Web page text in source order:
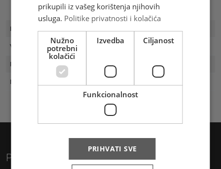
FDC Broj
Vrijednost
Prvi dan
Naklada
Privatni korisnici
prikupili iz vašeg korištenja njihovih
usluga. Politike privatnosti i kolačića
Nužno
potrebni
kolačići
Izvedba Ciljanost
Funkcionalnost
PRIHVATI SVE